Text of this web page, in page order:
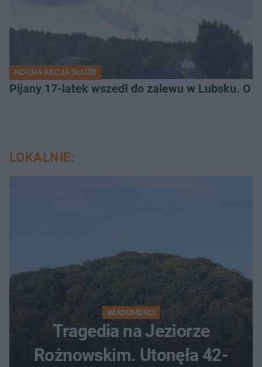
NOCNA AKCJA SŁUŻB
Pijany 17-latek wszedł do zalewu w Lubsku. O
LOKALNIE:
WIADOMOŚCI
Tragedia na Jeziorze
Rożnowskim. Utonęła 42-